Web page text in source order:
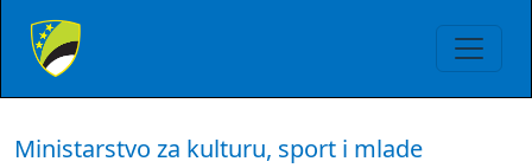
Ministarstvo za kulturu, sport i mlade